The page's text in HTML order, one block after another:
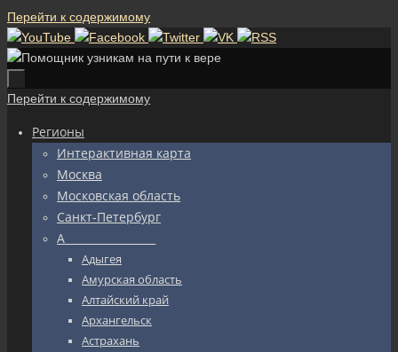
Перейти к содержимому
Перейти к содержимому
Регионы
Интерактивная карта
Москва
Московская область
Санкт-Петербург
А_________________
Адыгея
Амурская область
Алтайский край
Архангельск
Астрахань